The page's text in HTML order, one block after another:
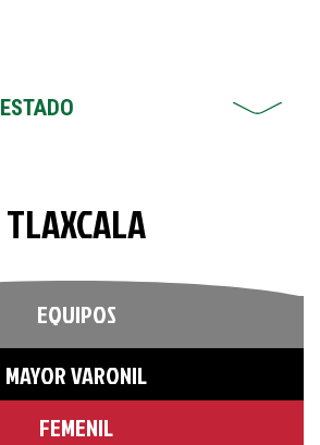
TLAXCALA
EQUIPOS
MAYOR VARONIL
FEMENIL